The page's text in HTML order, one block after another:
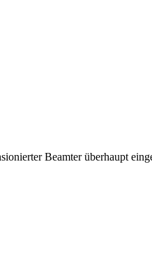
Beamter überhaupt